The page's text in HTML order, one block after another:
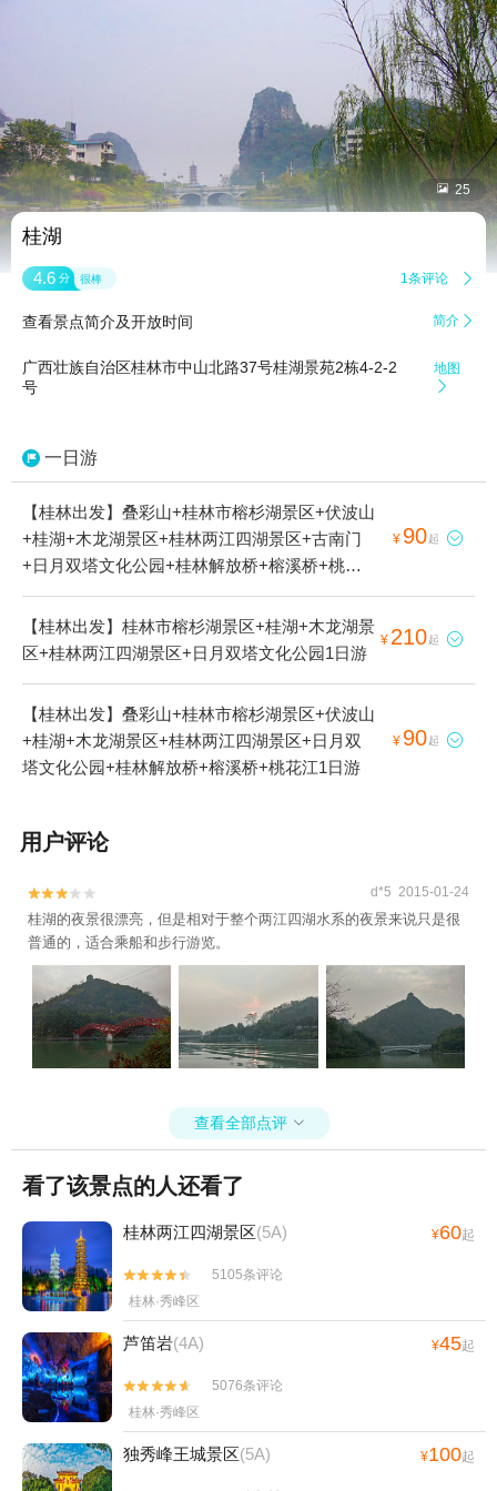
 25
桂湖
4.6 分 很棒 1条评论 
查看景点简介及开放时间 简介 
广西壮族自治区桂林市中山北路37号桂湖景苑2栋4-2-2
号
地图

一日游
【桂林出发】叠彩山+桂林市榕杉湖景区+伏波山
+桂湖+木龙湖景区+桂林两江四湖景区+古南门
+日月双塔文化公园+桂林解放桥+榕溪桥+桃花
江1日游
¥ 90起 
【桂林出发】桂林市榕杉湖景区+桂湖+木龙湖景
区+桂林两江四湖景区+日月双塔文化公园1日游
¥ 210起 
【桂林出发】叠彩山+桂林市榕杉湖景区+伏波山
+桂湖+木龙湖景区+桂林两江四湖景区+日月双
塔文化公园+桂林解放桥+榕溪桥+桃花江1日游
¥ 90起 
用户评论

 d*5 2015-01-24
桂湖的夜景很漂亮，但是相对于整个两江四湖水系的夜景来说只是很
普通的，适合乘船和步行游览。
查看全部点评 
看了该景点的人还看了
桂林两江四湖景区(5A) ¥60起


5105条评论
桂林·秀峰区
芦笛岩(4A) ¥45起


5076条评论
桂林·秀峰区
独秀峰王城景区(5A) ¥100起